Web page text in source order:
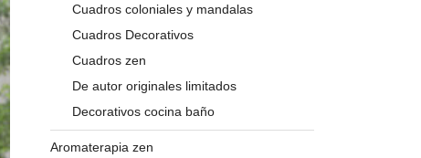
Cuadros coloniales y mandalas
Cuadros Decorativos
Cuadros zen
De autor originales limitados
Decorativos cocina baño
Aromaterapia zen